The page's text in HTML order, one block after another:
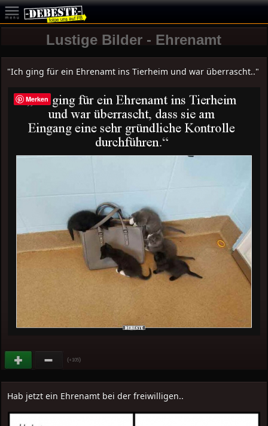
Lustige Bilder - Ehrenamt
"Ich ging für ein Ehrenamt ins Tierheim und war überrascht.."
(+105)
Hab jetzt ein Ehrenamt bei der freiwilligen..
Merken